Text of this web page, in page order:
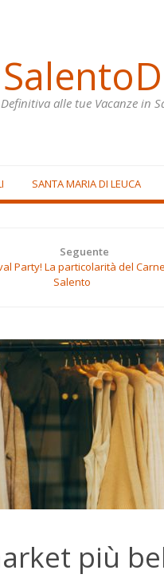
alle tue Vacanze in
SANTA MARIA DI LEUCA
Seguente
Party! La particolarità del
Salento
più